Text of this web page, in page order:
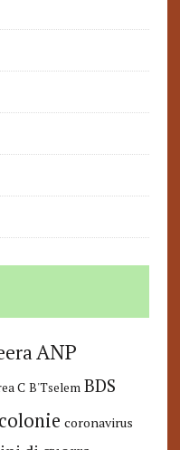
ANP
C B'Tselem BDS
colonie coronavirus